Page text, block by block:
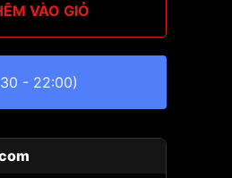
VÀO GIỎ
- 22:00)